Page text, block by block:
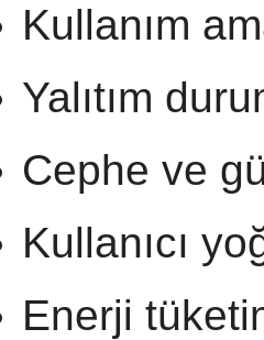
Kullanım
Yalıtım
Cephe ve
Kullanıcı
Enerji